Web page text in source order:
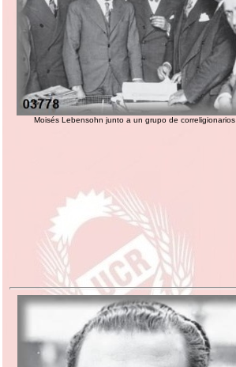
Moisés Lebensohn junto a un grupo de correligionarios